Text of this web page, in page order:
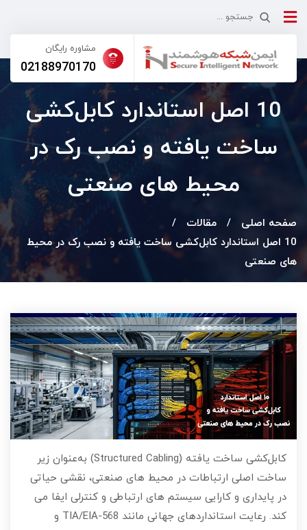
مشاوره رایگان
02188970170
10 اصل استاندارد کابل‌کشی
ساخت‌ یافته و نصب رک در
محیط‌ های صنعتی
صفحه اصلی
مقالات
10 اصل استاندارد کابل‌کشی ساخت‌ یافته و نصب رک در محیط‌
های صنعتی
کابل‌کشی ساخت‌ یافته (Structured Cabling) به‌عنوان زیر
ساخت اصلی ارتباطات در محیط‌ های صنعتی، نقشی حیاتی
در پایداری و کارایی سیستم‌ های ارتباطی و کنترلی ایفا می‌
کند. رعایت استانداردهای جهانی مانند TIA/EIA-568 و